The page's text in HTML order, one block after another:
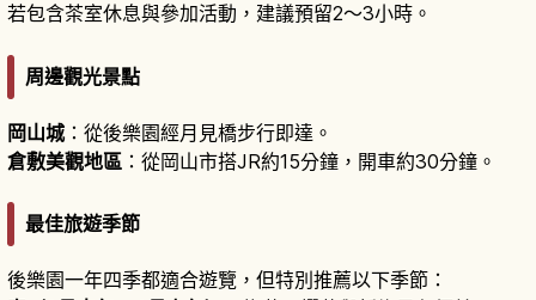
若包含茶室休息與參加活動，建議預留2～3小時。
周邊觀光景點
岡山城：從後樂園經月見橋步行即達。
倉敷美觀地區 ：從岡山市搭JR約15分鐘，開車約30分鐘。
最佳旅遊季節
後樂園一年四季都適合遊覽，但特別推薦以下季節：